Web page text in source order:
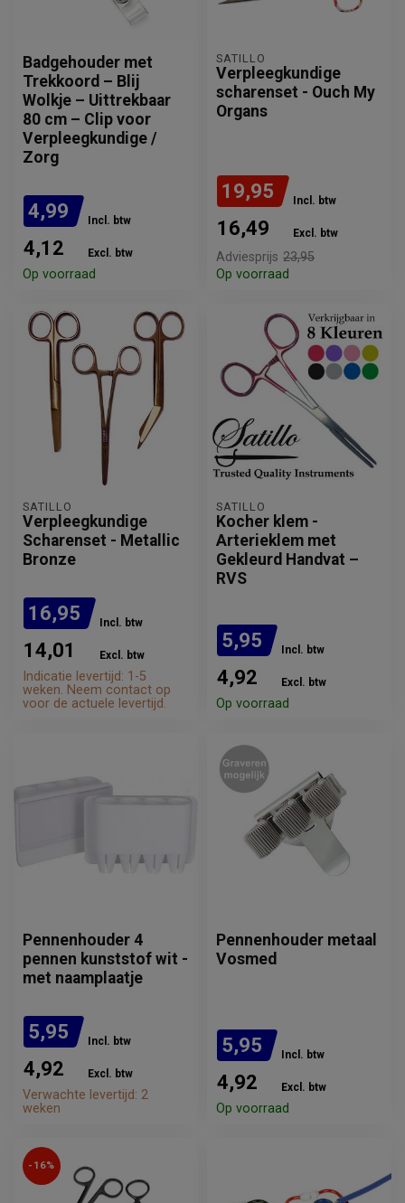
Badgehouder met
Trekkoord – Blij
Wolkje – Uittrekbaar
80 cm – Clip voor
Verpleegkundige /
Zorg
4,99 Incl. btw
4,12 Excl. btw
Op voorraad
SATILLO
Verpleegkundige
scharenset - Ouch My
Organs
19,95 Incl. btw
16,49 Excl. btw
Adviesprijs 23,95
Op voorraad
SATILLO
Verpleegkundige
Scharenset - Metallic
Bronze
16,95 Incl. btw
14,01 Excl. btw
Indicatie levertijd: 1-5
weken. Neem contact op
voor de actuele levertijd.
SATILLO
Kocher klem -
Arterieklem met
Gekleurd Handvat –
RVS
5,95 Incl. btw
4,92 Excl. btw
Op voorraad
Pennenhouder 4
pennen kunststof wit -
met naamplaatje
5,95 Incl. btw
4,92 Excl. btw
Verwachte levertijd: 2
weken
Pennenhouder metaal
Vosmed
5,95 Incl. btw
4,92 Excl. btw
Op voorraad
-16%